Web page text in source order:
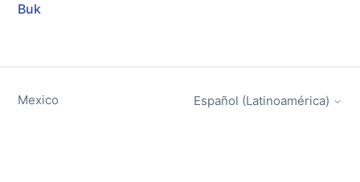
Buk
Mexico Español (Latinoamérica)